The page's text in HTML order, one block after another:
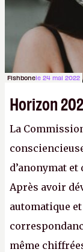
Fishbonele 24 mai 2022
Horizon
La
d’anonymat
Après avoir
automatique
même